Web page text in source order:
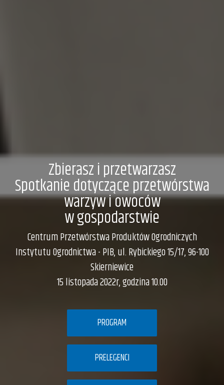
Zbierasz i przetwarzasz
Spotkanie dotyczące przetwórstwa
warzyw i owoców
w gospodarstwie
Centrum Przetwórstwa Produktów Ogrodniczych
Instytutu Ogrodnictwa - PIB, ul. Rybickiego 15/17, 96-100
Skierniewice
15 listopada 2022r, godzina 10.00
PROGRAM
PRELEGENCI